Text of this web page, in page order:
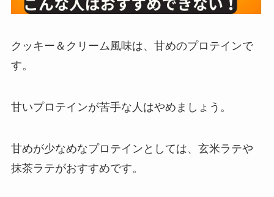
クッキー＆クリーム風味は、甘めのプロテインで
す。
甘いプロテインが苦手な人はやめましょう。
甘めが少なめなプロテインとしては、玄米ラテや
抹茶ラテがおすすめです。